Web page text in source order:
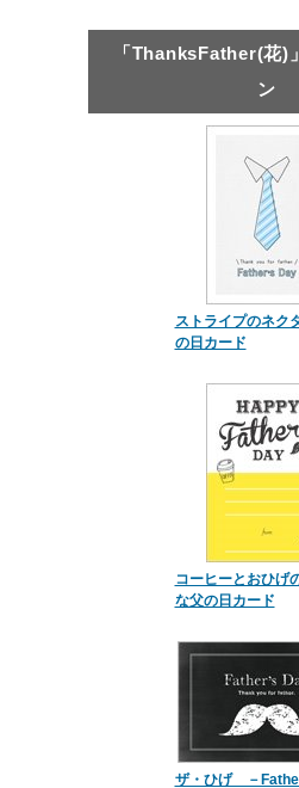
「ThanksFather(花)
ン
ストライプのネク
の日カード
コーヒーとおひげ
な父の日カード
ザ・ひげ －